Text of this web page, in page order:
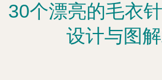
30个漂亮的毛衣
设计与图